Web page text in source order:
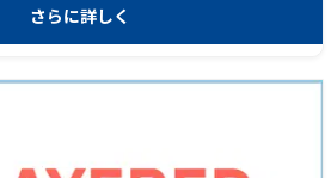
さらに詳しく